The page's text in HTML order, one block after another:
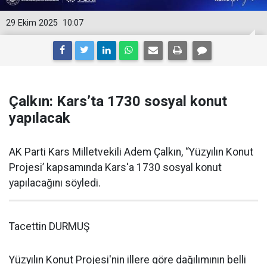
10:07
29 Ekim 2025
Çalkın: Kars’ta 1730 sosyal konut
yapılacak
AK Parti Kars Milletvekili Adem Çalkın, “Yüzyılın Konut
Projesi’ kapsamında Kars'a 1730 sosyal konut
yapılacağını söyledi.
Tacettin DURMUŞ
Yüzyılın Konut Projesi'nin illere göre dağılımının belli